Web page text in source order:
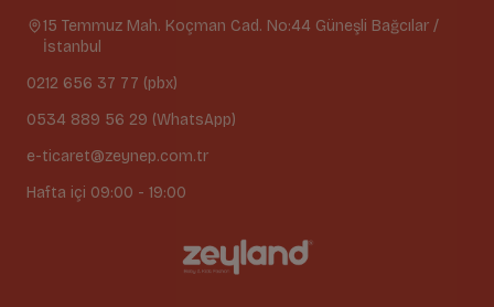
15 Temmuz Mah. Koçman Cad. No:44 Güneşli Bağcılar /
İstanbul
0212 656 37 77 (pbx)
0534 889 56 29 (WhatsApp)
e-ticaret@zeynep.com.tr
Hafta içi 09:00 - 19:00